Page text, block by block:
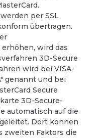
per SSL
übertragen.
wird das
3D-Secure
wird bei VISA-
genannt und bei
Secure
3D-Secure-
automatisch auf die
Dort können
zweiten Faktors die